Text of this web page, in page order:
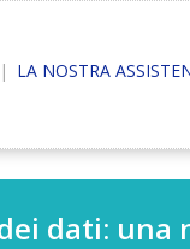
LA NOSTRA
dati: